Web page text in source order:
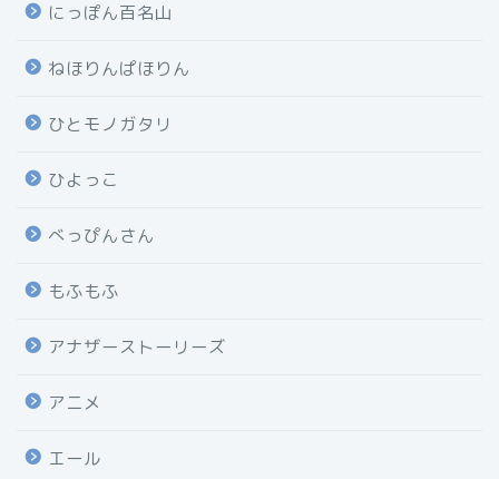
にっぽん百名山
ねほりんぱほりん
ひとモノガタリ
ひよっこ
べっぴんさん
もふもふ
アナザーストーリーズ
アニメ
エール